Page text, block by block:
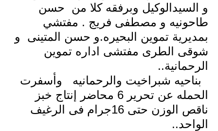
و السيدالوكيل وبرفقه كلا من
حسن
طاحونيه و مصطفى فريج . مفتشي
بمديرية تموين البحيره.و حسن المتينى
و
شوقى الطرى مفتشى اداره تموين
الرحمانية..
بناحيه شبراخيت والرحمانيه
وأسفرت
الحمله عن تحرير 6 محاضر إنتاج خبز
ناقص الوزن حتى 16جرام فى الرغيف
الواحد..